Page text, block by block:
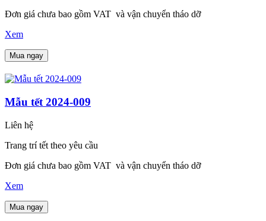
Đơn giá chưa bao gồm VAT và vận chuyển tháo dỡ
Xem
Mua ngay
Mẫu tết 2024-009
Liên hệ
Trang trí tết theo yêu cầu
Đơn giá chưa bao gồm VAT và vận chuyển tháo dỡ
Xem
Mua ngay